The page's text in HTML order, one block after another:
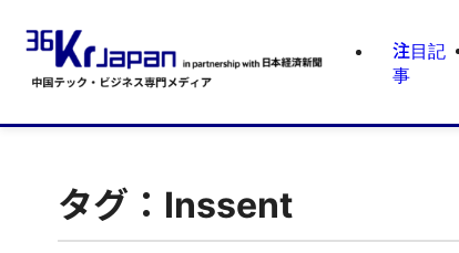
注目記
事
タグ：Inssent